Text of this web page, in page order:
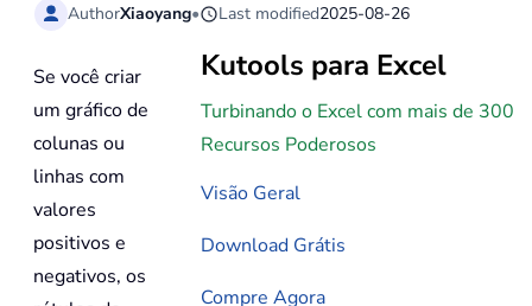
AuthorXiaoyang• Last modified2025-08-26
Kutools para Excel
Turbinando o Excel com mais de 300
Recursos Poderosos
Visão Geral
Download Grátis
Compre Agora
Se você criar
um gráfico de
colunas ou
linhas com
valores
positivos e
negativos, os